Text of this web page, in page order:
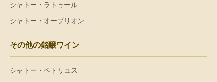
シャトー・ラトゥール
シャトー・オーブリオン
その他の銘醸ワイン
シャトー・ペトリュス